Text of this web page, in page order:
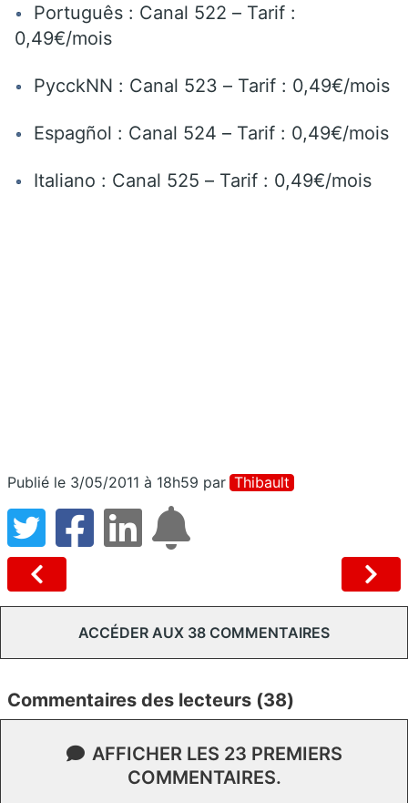
Português : Canal 522 – Tarif :
0,49€/mois
PycckNN : Canal 523 – Tarif : 0,49€/mois
Espagñol : Canal 524 – Tarif : 0,49€/mois
Italiano : Canal 525 – Tarif : 0,49€/mois
Publié le 3/05/2011 à 18h59 par Thibault
ACCÉDER AUX 38 COMMENTAIRES
Commentaires des lecteurs (38)
AFFICHER LES 23 PREMIERS
COMMENTAIRES.